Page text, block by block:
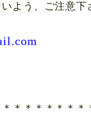
よう、ご注意下
＊＊＊＊＊＊＊